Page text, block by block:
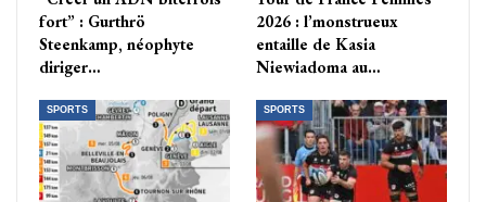
fort” : Gurthrö
Steenkamp, néophyte
diriger…
2026 : l’monstrueux
entaille de Kasia
Niewiadoma au…
SPORTS SPORTS